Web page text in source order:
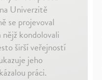
Univerzitě
se projevoval
kondolovali
širší veřejností
jeho
práci.